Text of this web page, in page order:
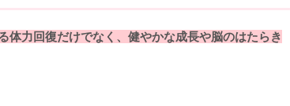
体力回復だけでなく、健やかな成長や脳のはたらき